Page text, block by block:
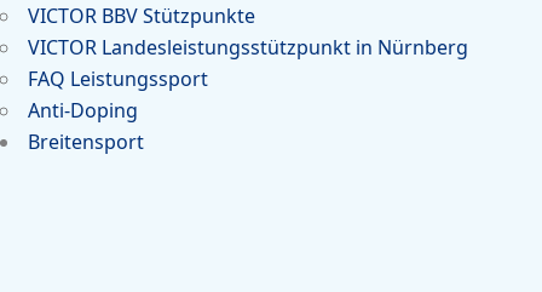
VICTOR BBV Stützpunkte
VICTOR Landesleistungsstützpunkt in Nürnberg
FAQ Leistungssport
Anti-Doping
Breitensport